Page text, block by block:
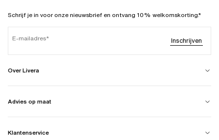
Schrijf je in voor onze nieuwsbrief en ontvang 10% welkomskorting.*
E-mailadres Inschrijven
Over Livera
Advies op maat
Klantenservice